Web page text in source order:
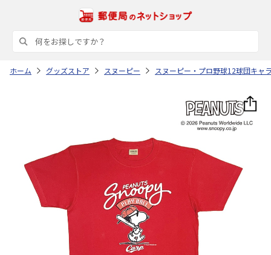
ホーム グッズストア スヌーピー スヌーピー・プロ野球12球団キャ